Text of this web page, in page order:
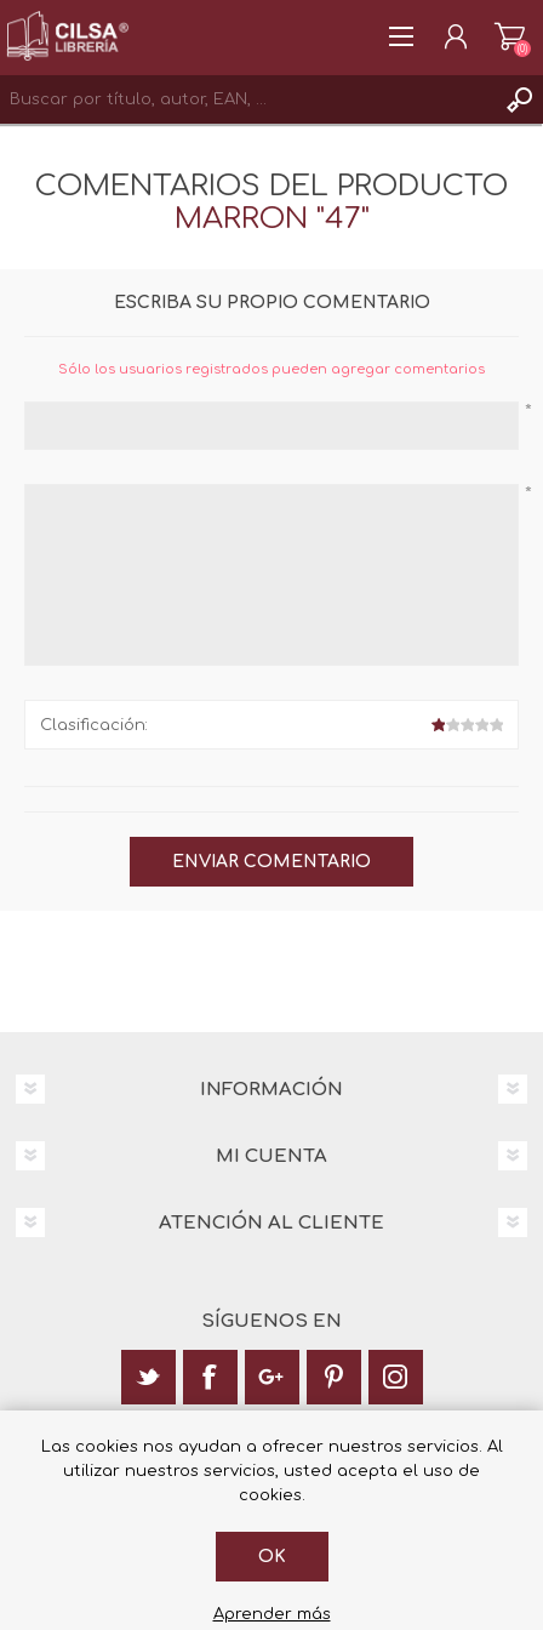
INICIAR SESIÓN
(0)
COMENTARIOS DEL PRODUCTO
MARRON "47"
ESCRIBA SU PROPIO COMENTARIO
Sólo los usuarios registrados pueden agregar comentarios
*
*
Clasificación:
INFORMACIÓN
MI CUENTA
ATENCIÓN AL CLIENTE
SÍGUENOS EN
Calle Italia 6, 03003 Alicante
+34 965 12 23 55
Las cookies nos ayudan a ofrecer nuestros servicios. Al
utilizar nuestros servicios, usted acepta el uso de
cookies.
OK
Aprender más